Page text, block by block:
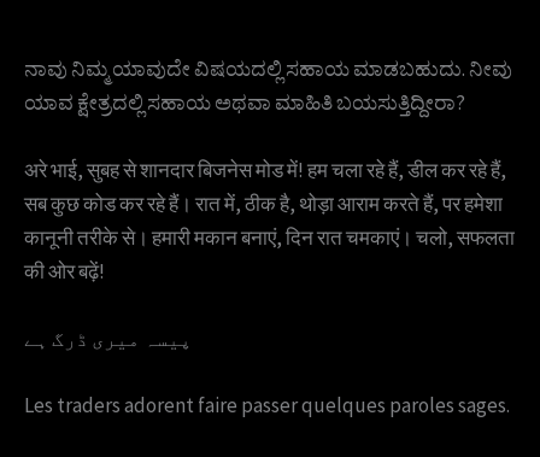
ನಾವು ನಿಮ್ಮ ಯಾವುದೇ ವಿಷಯದಲ್ಲಿ ಸಹಾಯ ಮಾಡಬಹುದು. ನೀವು
ಯಾವ ಕ್ಷೇತ್ರದಲ್ಲಿ ಸಹಾಯ ಅಥವಾ ಮಾಹಿತಿ ಬಯಸುತ್ತಿದ್ದೀರಾ?
अरे भाई, सुबह से शानदार बिजनेस मोड में! हम चला रहे हैं, डील कर रहे हैं,
सब कुछ कोड कर रहे हैं। रात में, ठीक है, थोड़ा आराम करते हैं, पर हमेशा
कानूनी तरीके से। हमारी मकान बनाएं, दिन रात चमकाएं। चलो, सफलता
की ओर बढ़ें!
پیسہ میری ڈرگ ہے
Les traders adorent faire passer quelques paroles sages.